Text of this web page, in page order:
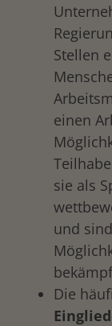
Stellen
einen
sie als
und
Die